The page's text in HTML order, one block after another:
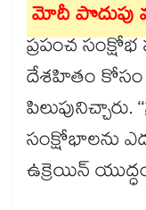
మోదీ పొదుపు
ప్రపంచ
దేశహితం
పిలుపునిచ్చారు.
సంక్షోభాలను
ఉక్రెయిన్